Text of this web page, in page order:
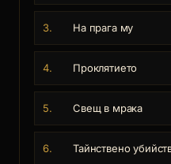
3. На прага му
4. Проклятието
5. Свещ в мрака
6. Тайнствено